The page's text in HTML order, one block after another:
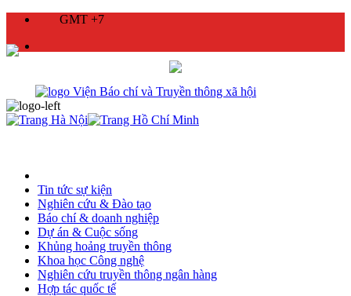
GMT +7
Tin tức sự kiện
Nghiên cứu & Đào tạo
Báo chí & doanh nghiệp
Dự án & Cuộc sống
Khủng hoảng truyền thông
Khoa học Công nghệ
Nghiên cứu truyền thông ngân hàng
Hợp tác quốc tế